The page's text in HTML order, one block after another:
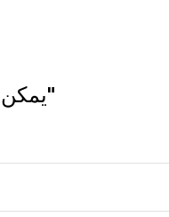
Plus de l'album "يمكن"